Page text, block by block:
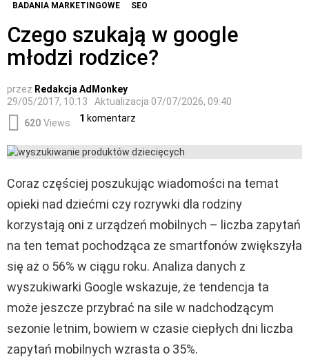
BADANIA MARKETINGOWE SEO
Czego szukają w google
młodzi rodzice?
przez Redakcja AdMonkey
29/05/2017, 10:13
Aktualizacja 07/07/2026, 09:40
620 Views 1 komentarz
Coraz częściej poszukując wiadomości na temat
opieki nad dziećmi czy rozrywki dla rodziny
korzystają oni z urządzeń mobilnych – liczba zapytań
na ten temat pochodząca ze smartfonów zwiększyła
się aż o 56% w ciągu roku. Analiza danych z
wyszukiwarki Google wskazuje, że tendencja ta
może jeszcze przybrać na sile w nadchodzącym
sezonie letnim, bowiem w czasie ciepłych dni liczba
zapytań mobilnych wzrasta o 35%.